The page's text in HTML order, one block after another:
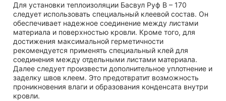
Для установки теплоизоляции Басвул Руф В – 170
следует использовать специальный клеевой состав. Он
обеспечивает надежное соединение между листами
материала и поверхностью кровли. Кроме того, для
достижения максимальной герметичности
рекомендуется применять специальный клей для
соединения между отдельными листами материала.
Далее следует произвести дополнительное уплотнение и
заделку швов клеем. Это предотвратит возможность
проникновения влаги и образования конденсата внутри
кровли.